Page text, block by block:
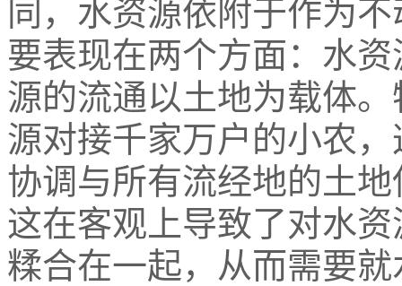
同，水资源依附于作为
要表现在两个方面：水
源的流通以土地为载体
源对接千家万户的小农
协调与所有流经地的土
这在客观上导致了对水
糅合在一起，从而需要